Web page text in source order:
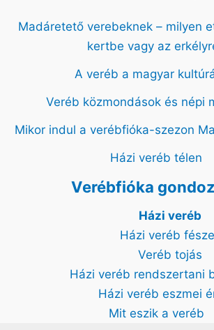
Madáretető verebeknek – milyen
kertbe vagy az
A veréb a magyar
Veréb közmondások és népi
Mikor indul a verébfióka-szezon
Házi veréb télen
Verébfióka
Házi veréb
Házi veréb
Veréb tojás
Házi veréb rendszertani
Házi veréb eszmei
Mit eszik a veréb